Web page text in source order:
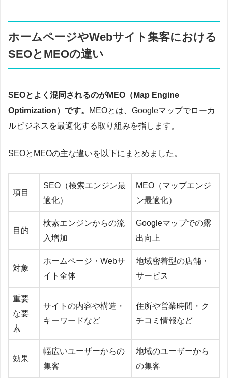
ホームページやWebサイト集客における
SEOとMEOの違い
SEOとよく混同されるのがMEO（Map Engine
Optimization）です。
MEOとは、Googleマップでローカ
ルビジネスを最適化する取り組みを指します。
SEOとMEOの主な違いを以下にまとめました。
項目
SEO（検索エンジン最
適化）
MEO（マップエンジ
ン最適化）
目的
検索エンジンからの流
入増加
Googleマップでの露
出向上
対象
ホームページ・Webサ
イト全体
地域密着型の店舗・
サービス
重要
な要
素
サイトの内容や構造・
キーワードなど
住所や営業時間・ク
チコミ情報など
効果
幅広いユーザーからの
集客
地域のユーザーから
の集客